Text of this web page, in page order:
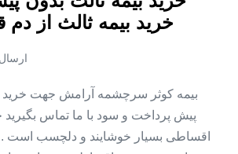
خرید بیمه ثالث از
بیمه کوثر سرچشمه آرامش جهت خرید
پیش پرداخت و سود با ما تماس بگیرید
اقساطی بسیار خوشایند و دلچسب است .